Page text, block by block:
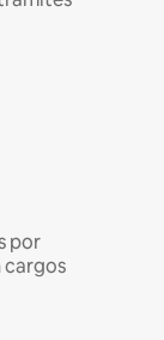
por
cargos